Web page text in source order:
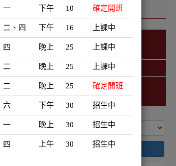
韓語學習地圖
精選課程 (此為彈跳視窗)
搜尋
一 下午 10 確定開班
二、四 下午 16 上課中
四 晚上 25 上課中
二 晚上 25 上課中
二 晚上 25 確定開班
六 下午 30 招生中
一 晚上 30 招生中
四 上午 30 招生中